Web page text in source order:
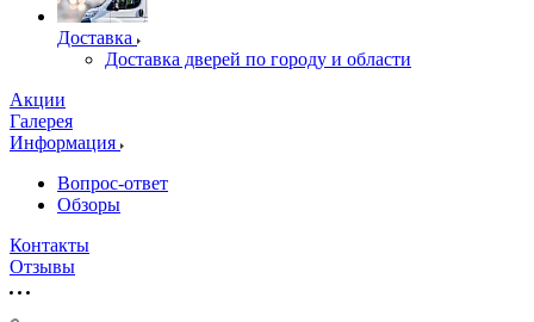
Доставка
Доставка дверей по городу и области
Акции
Галерея
Информация
Вопрос-ответ
Обзоры
Контакты
Отзывы